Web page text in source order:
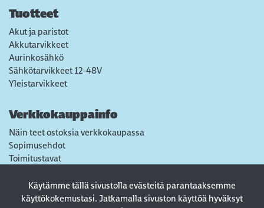
Käytämme tällä sivustolla evästeitä parantaaksemme
käyttökokemustasi. Jatkamalla sivuston käyttöä hyväksyt
Tuotteet
Akut ja paristot
Akkutarvikkeet
Aurinkosähkö
Sähkötarvikkeet 12-48V
Yleistarvikkeet
Verkkokauppainfo
Näin teet ostoksia verkkokaupassa
Sopimusehdot
Toimitustavat
Tietosuojaseloste
Usein kysytyt kysymykset